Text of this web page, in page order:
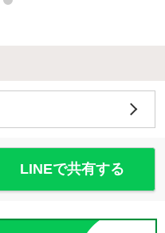
LINEで共有する